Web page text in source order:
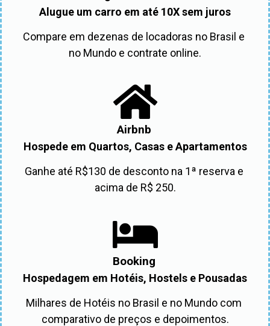
Alugue um carro em até 10X sem juros
Compare em dezenas de locadoras no Brasil e
no Mundo e contrate online.
Airbnb
Hospede em Quartos, Casas e Apartamentos
Ganhe até R$130 de desconto na 1ª reserva e
acima de R$ 250.
Booking
Hospedagem em Hotéis, Hostels e Pousadas
Milhares de Hotéis no Brasil e no Mundo com
comparativo de preços e depoimentos.